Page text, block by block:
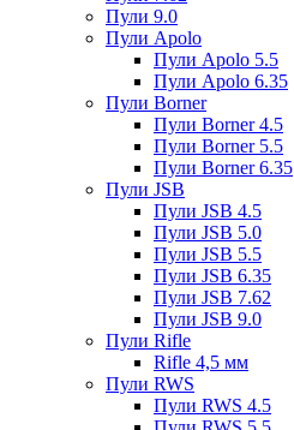
Пули 9.0
Пули Apolo
Пули Apolo 5.5
Пули Apolo 6.35
Пули Borner
Пули Borner 4.5
Пули Borner 5.5
Пули Borner 6.35
Пули JSB
Пули JSB 4.5
Пули JSB 5.0
Пули JSB 5.5
Пули JSB 6.35
Пули JSB 7.62
Пули JSB 9.0
Пули Rifle
Rifle 4,5 мм
Пули RWS
Пули RWS 4.5